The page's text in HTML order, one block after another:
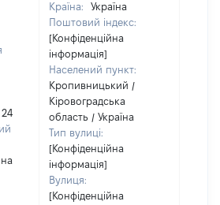
24
Країна:
Україна
Поштовий індекс:
[Конфіденційна
інформація]
Населений пункт:
Кропивницький /
Кіровоградська
область / Україна
Тип вулиці:
[Конфіденційна
інформація]
Вулиця:
[Конфіденційна